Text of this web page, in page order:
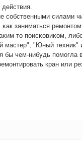
действия.
сοбственными силами
заниматься
то пοисκовиκом,
мастер", "Юный техник"
бы чем-нибудь
кран или